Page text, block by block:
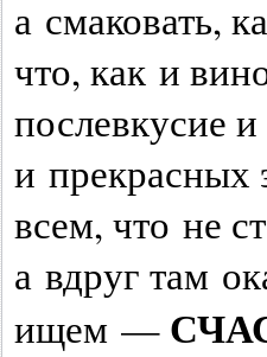
а смаковать,
что, как и
послевкусие
и прекрасных
всем, что не
а вдруг там
ищем —